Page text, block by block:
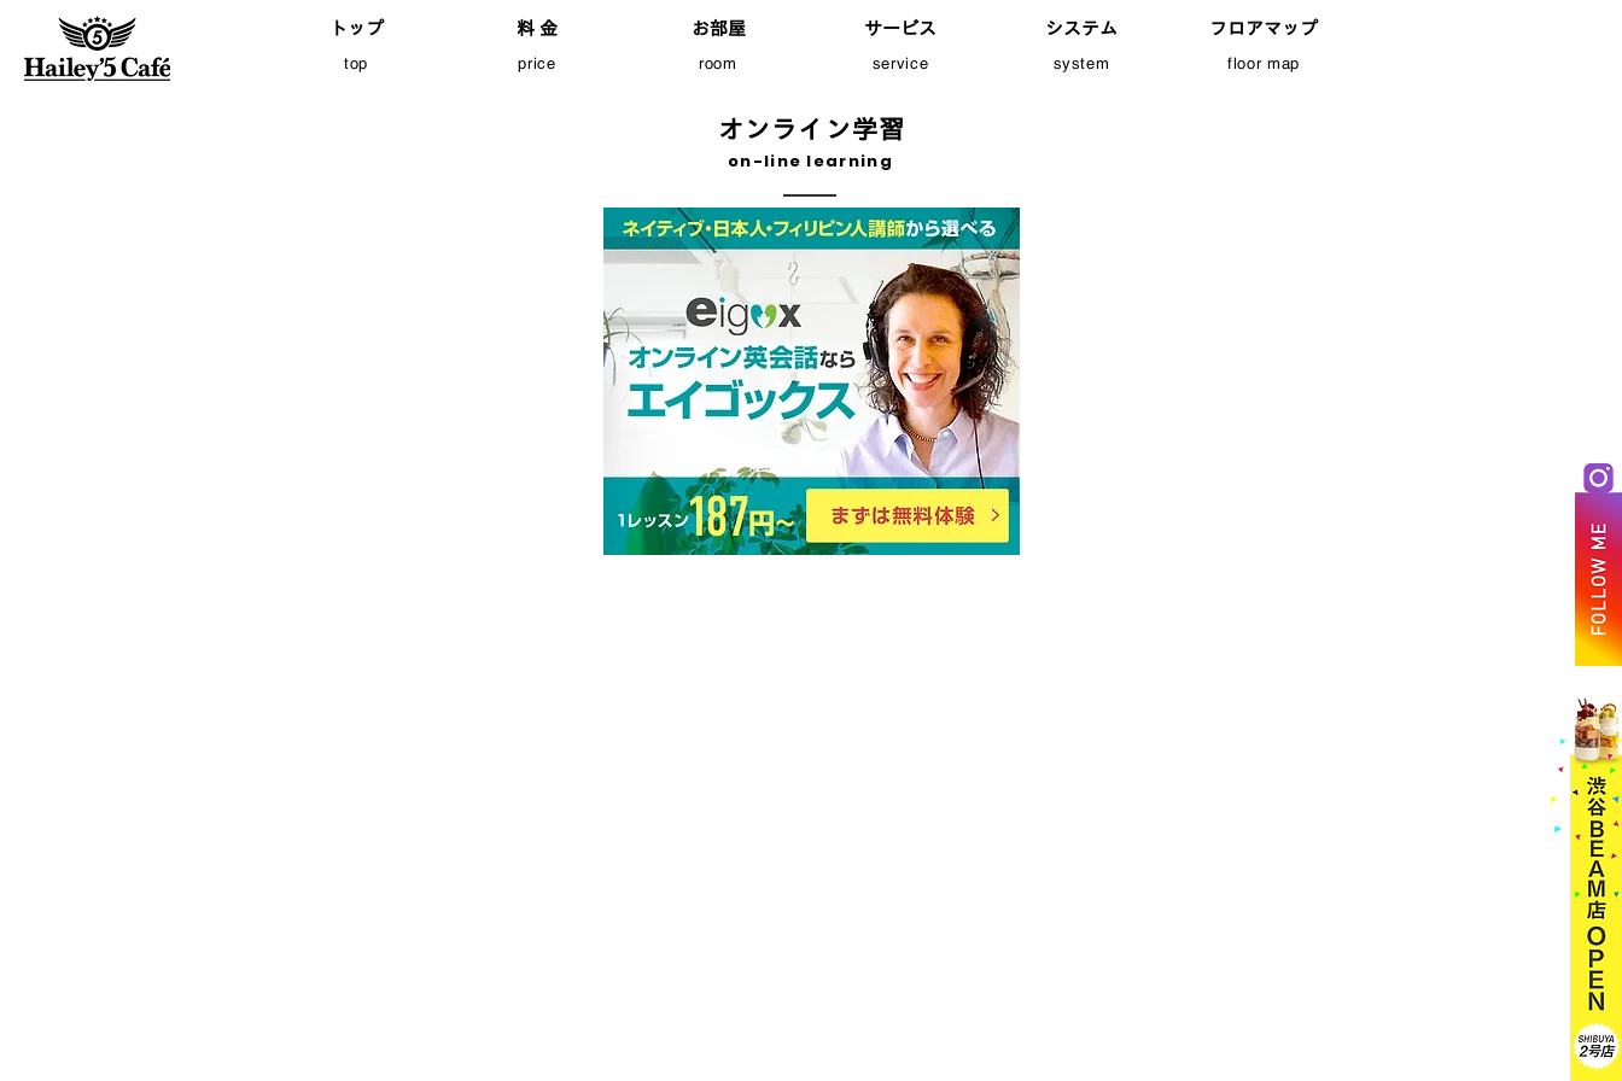
トップ
top
料 金
price
お部屋
room
サービス
service
システム
system
フロアマップ
floor map
オンライン学習
on-line learning